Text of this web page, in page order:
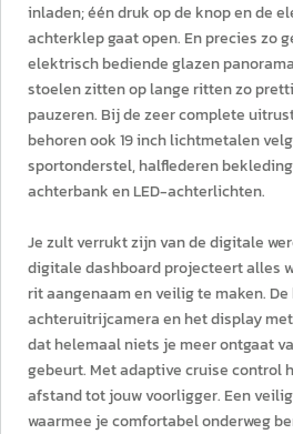
inladen; één druk op de knop en de
achterklep gaat open. En precies zo
elektrisch bediende glazen
stoelen zitten op lange ritten zo
pauzeren. Bij de zeer complete
behoren ook 19 inch lichtmetalen
sportonderstel, halflederen
achterbank en LED-achterlichten.
Je zult verrukt zijn van de digitale
digitale dashboard projecteert alles
rit aangenaam en veilig te maken.
achteruitrijcamera en het display
dat helemaal niets je meer ontgaat
gebeurt. Met adaptive cruise control
afstand tot jouw voorligger. Een
waarmee je comfortabel onderweg